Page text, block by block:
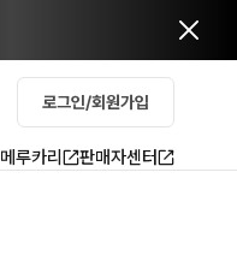
로그인/회원가입
메루카리 판매자센터